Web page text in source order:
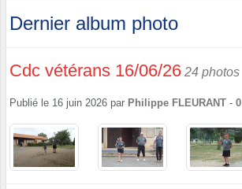
Dernier album photo
Cdc vétérans 16/06/26 24 photos
Publié le 16 juin 2026 par Philippe FLEURANT - 0